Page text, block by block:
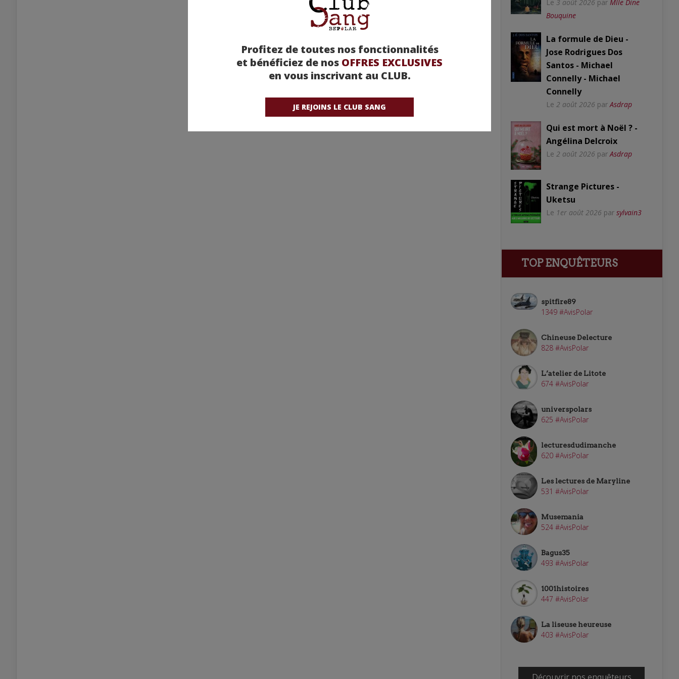
Profitez de toutes nos fonctionnalités
et bénéficiez de nos OFFRES EXCLUSIVES
en vous inscrivant au CLUB.
JE REJOINS LE CLUB SANG
Le 3 août 2026 par Mlle Dine
Bouquine
La formule de Dieu -
Jose Rodrigues Dos
Santos - Michael
Connelly - Michael
Connelly
Le 2 août 2026 par Asdrap
Qui est mort à Noël ? -
Angélina Delcroix
Le 2 août 2026 par Asdrap
Strange Pictures -
Uketsu
Le 1er août 2026 par sylvain3
TOP ENQUÊTEURS
spitfire89
1349 #AvisPolar
Chineuse Delecture
828 #AvisPolar
L’atelier de Litote
674 #AvisPolar
universpolars
625 #AvisPolar
lecturesdudimanche
620 #AvisPolar
Les lectures de Maryline
531 #AvisPolar
Musemania
524 #AvisPolar
Bagus35
493 #AvisPolar
1001histoires
447 #AvisPolar
La liseuse heureuse
403 #AvisPolar